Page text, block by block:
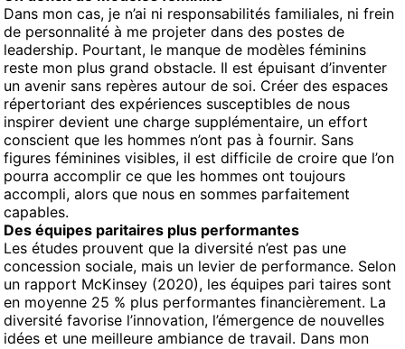
Dans mon cas, je n’ai ni responsabilités familiales, ni frein
de personnalité à me projeter dans des postes de
leadership. Pourtant, le manque de modèles féminins
reste mon plus grand obstacle. Il est épuisant d’inventer
un avenir sans repères autour de soi. Créer des espaces
répertoriant des expériences susceptibles de nous
inspirer devient une charge supplémentaire, un effort
conscient que les hommes n’ont pas à fournir. Sans
figures féminines visibles, il est difficile de croire que l’on
pourra accomplir ce que les hommes ont toujours
accompli, alors que nous en sommes parfaitement
capables.
Des équipes paritaires plus performantes
Les études prouvent que la diversité n’est pas une
concession sociale, mais un levier de performance. Selon
un rapport McKinsey (2020), les équipes pari taires sont
en moyenne 25 % plus performantes financièrement. La
diversité favorise l’innovation, l’émergence de nouvelles
idées et une meilleure ambiance de travail. Dans mon